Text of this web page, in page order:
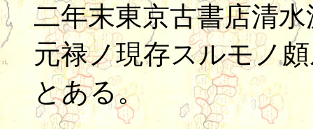
二年末東京古書店清
元禄ノ現存スルモノ
とある。